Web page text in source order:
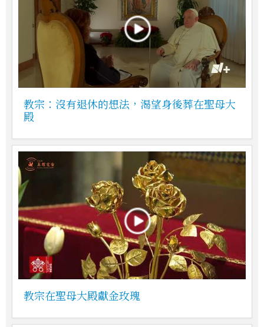
教宗：沒有退休的想法，渴望身後葬在聖母大
殿
教宗在聖母大殿獻金玫瑰